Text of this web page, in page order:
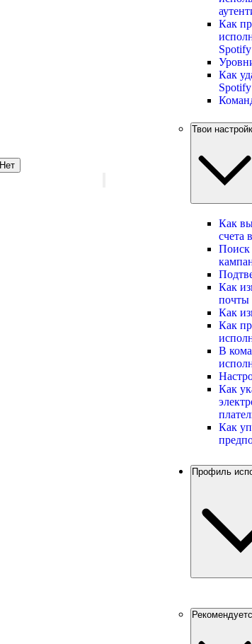
Нет
Как
Как
Твои
Как
счета
Поиск
Как
почты
Как
Как
В
Как
Как
Профиль